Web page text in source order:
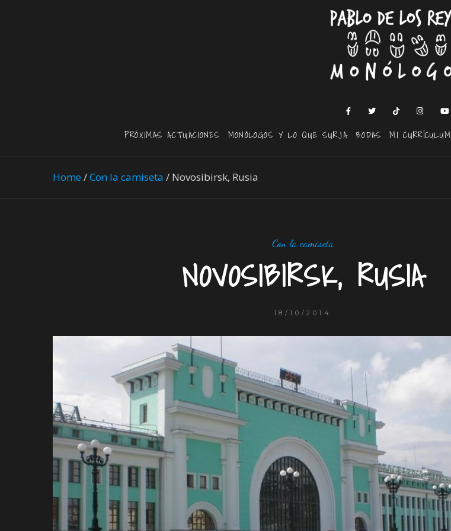
PRÓXIMAS ACTUACIONES MONÓLOGOS Y LO QUE SURJA BODAS MI CURRÍCULUM
Home/Con la camiseta / Novosibirsk, Rusia
Con la camiseta
NOVOSIBIRSK, RUSIA
18/10/2014